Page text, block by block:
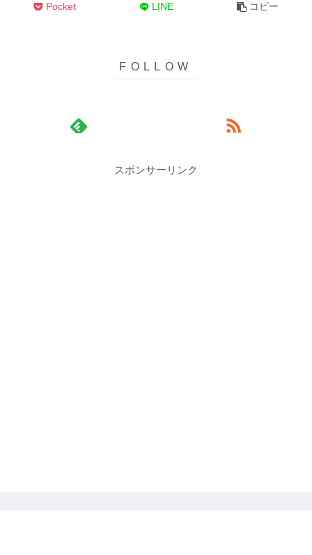
Pocket LINE コピー
スポンサーリンク